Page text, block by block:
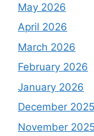
May 2026
April 2026
March 2026
February 2026
January 2026
December 2025
November